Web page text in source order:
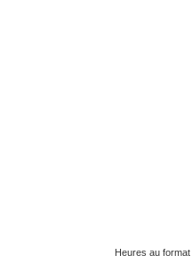
Heures au format